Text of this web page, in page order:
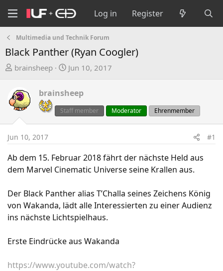
Log in Register
Multimedia und Technik Forum
Black Panther (Ryan Coogler)
T
r
e
a
d
t
a
r
brainsheep
S
t
d
t
e
Jun 10, 2017
brainsheep
Staff member Moderator Ehrenmember
Jun 10, 2017 #1
Ab dem 15. Februar 2018 fährt der nächste Held aus
dem Marvel Cinematic Universe seine Krallen aus.
Der Black Panther alias T’Challa seines Zeichens König
von Wakanda, lädt alle Interessierten zu einer Audienz
ins nächste Lichtspielhaus.
Erste Eindrücke aus Wakanda
https://www.youtube.com/watch?